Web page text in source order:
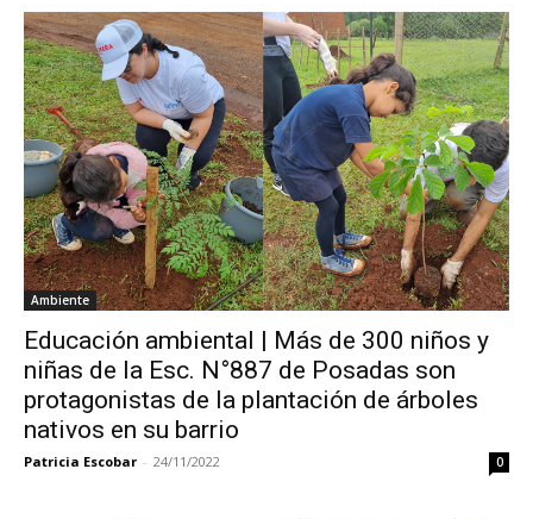
Ambiente
Educación ambiental | Más de 300 niños y
niñas de la Esc. N°887 de Posadas son
protagonistas de la plantación de árboles
nativos en su barrio
Patricia Escobar - 24/11/2022 0